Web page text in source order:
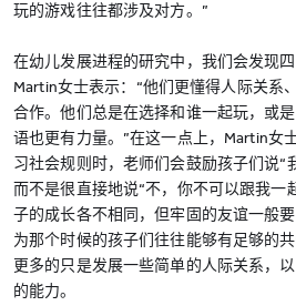
玩的游戏往往都涉及对方。”
在幼儿发展进程的研究中，我们会发现四
Martin女士表示：“他们更懂得人际关系
合作。他们总是在选择和谁一起玩，或
语也更有力量。”在这一点上，Martin女
习社会规则时，老师们会鼓励孩子们说“
而不是很直接地说“不，你不可以跟我一
子的成长各不相同，但牢固的友谊一般
为那个时候的孩子们往往能够有足够的
更多的只是发展一些简单的人际关系，
的能力。